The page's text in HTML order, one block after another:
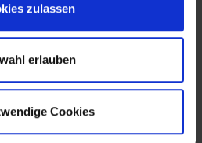
zulassen
erlauben
Cookies
im Vertrieb